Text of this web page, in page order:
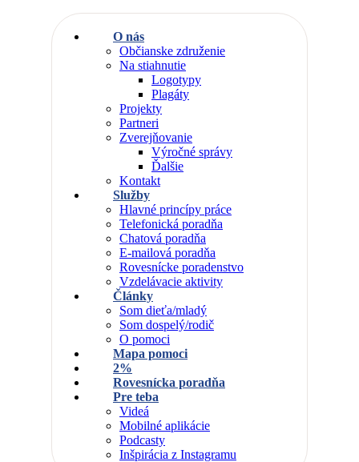
O nás
Občianske združenie
Na stiahnutie
Logotypy
Plagáty
Projekty
Partneri
Zverejňovanie
Výročné správy
Ďalšie
Kontakt
Služby
Hlavné princípy práce
Telefonická poradňa
Chatová poradňa
E-mailová poradňa
Rovesnícke poradenstvo
Vzdelávacie aktivity
Články
Som dieťa/mladý
Som dospelý/rodič
O pomoci
Mapa pomoci
2%
Rovesnícka poradňa
Pre teba
Videá
Mobilné aplikácie
Podcasty
Inšpirácia z Instagramu